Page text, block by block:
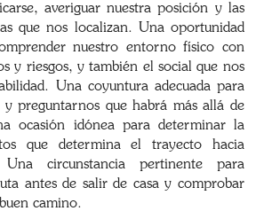
averiguar nuestra posición y las
que nos localizan. Una oportunidad
nuestro entorno físico con
y riesgos, y también el social que nos
Una coyuntura adecuada para
preguntarnos que habrá más allá de
ocasión idónea para determinar la
que determina el trayecto hacia
circunstancia pertinente para
antes de salir de casa y comprobar
camino.